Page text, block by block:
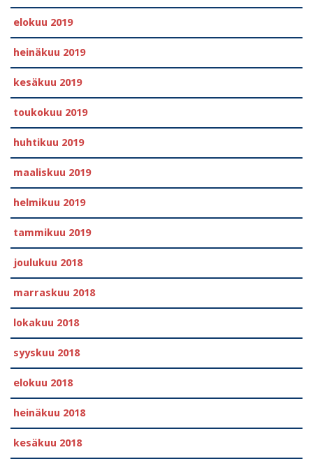
elokuu 2019
heinäkuu 2019
kesäkuu 2019
toukokuu 2019
huhtikuu 2019
maaliskuu 2019
helmikuu 2019
tammikuu 2019
joulukuu 2018
marraskuu 2018
lokakuu 2018
syyskuu 2018
elokuu 2018
heinäkuu 2018
kesäkuu 2018